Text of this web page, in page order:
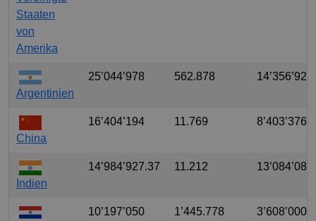
Staaten
von
Amerika
Argentinien
25’044’978 562.878 14’356’922
China
16’404’194 11.769 8’403’376
Indien
14’984’927.37 11.212 13’084’089
10’197’050 1’445.778 3’608’000